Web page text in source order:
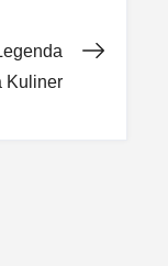
Kuliner